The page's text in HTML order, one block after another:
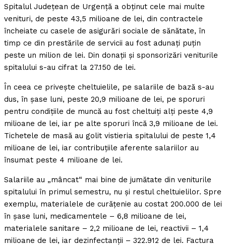
Spitalul Judeţean de Urgenţă a obţinut cele mai multe
venituri, de peste 43,5 milioane de lei, din contractele
încheiate cu casele de asigurări sociale de sănătate, în
timp ce din prestările de servicii au fost adunaţi puţin
peste un milion de lei. Din donaţii şi sponsorizări veniturile
spitalului s-au cifrat la 27.150 de lei.
În ceea ce priveşte cheltuielile, pe salariile de bază s-au
dus, în şase luni, peste 20,9 milioane de lei, pe sporuri
pentru condiţiile de muncă au fost cheltuiţi alţi peste 4,9
milioane de lei, iar pe alte sporuri încă 3,9 milioane de lei.
Tichetele de masă au golit vistieria spitalului de peste 1,4
milioane de lei, iar contribuţiile aferente salariilor au
însumat peste 4 milioane de lei.
Salariile au „mâncat“ mai bine de jumătate din veniturile
spitalului în primul semestru, nu şi restul cheltuielilor. Spre
exemplu, materialele de curăţenie au costat 200.000 de lei
în şase luni, medicamentele – 6,8 milioane de lei,
materialele sanitare – 2,2 milioane de lei, reactivii – 1,4
milioane de lei, iar dezinfectanţii – 322.912 de lei. Factura